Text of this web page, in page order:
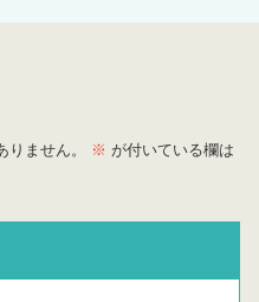
ません。 ※ が付いている欄は